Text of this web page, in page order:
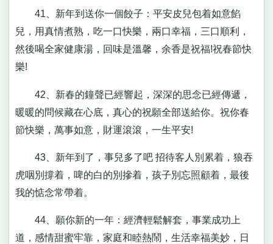
41、新年到送你一個餃子：平安皮兒包着如意餡
兒，用真情煮熟，吃一口快樂，兩口幸福，三口順利，
然後喝全家健康湯，回味是溫馨，余香是祝福!祝春節快
樂!
42、新春的鐘聲已經響起，深深的思念已經傳遞，
暖暖的問候藏在心底，真心的祝願全部送給你。祝你春
節快樂，萬事如意，財運滾滾，一生平安!
43、新年到了，事兒多了吧 招待客人別累着，狼吞
虎咽別撐着，啤的白的別摻着，孩子別忘照顧着，最後
我的惦念常帶着。
44、願你新的一年：經濟輕鬆解套，事業成功上
道，感情甜蜜牢靠，家庭和睦熱鬧，生活幸福美妙，日